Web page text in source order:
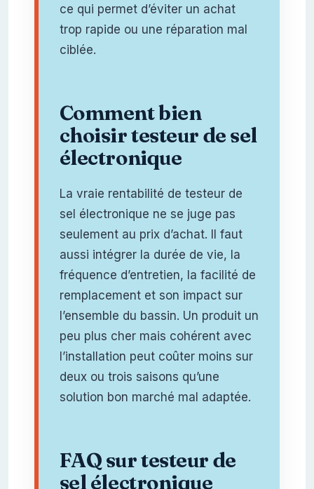
ce qui permet d’éviter un achat
trop rapide ou une réparation mal
ciblée.
Comment bien
choisir testeur de sel
électronique
La vraie rentabilité de testeur de
sel électronique ne se juge pas
seulement au prix d’achat. Il faut
aussi intégrer la durée de vie, la
fréquence d’entretien, la facilité de
remplacement et son impact sur
l’ensemble du bassin. Un produit un
peu plus cher mais cohérent avec
l’installation peut coûter moins sur
deux ou trois saisons qu’une
solution bon marché mal adaptée.
FAQ sur testeur de
sel électronique